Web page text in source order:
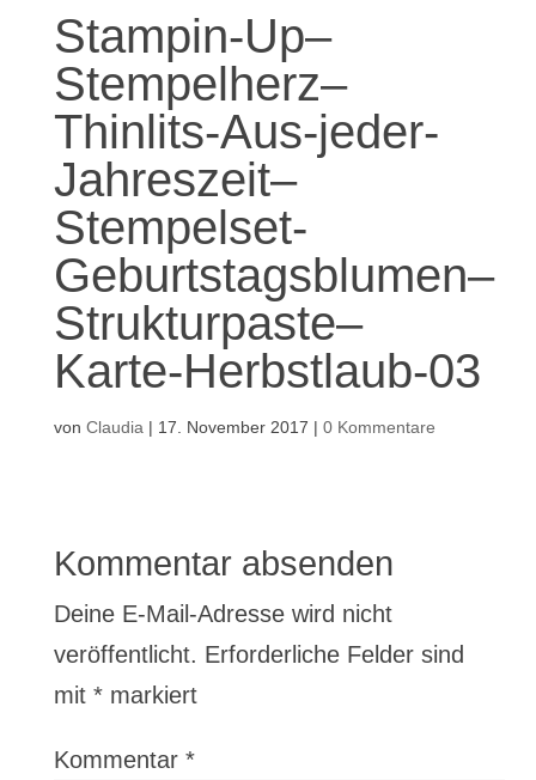
Stampin-Up–
Stempelherz–
Thinlits-Aus-jeder-
Jahreszeit–
Stempelset-
Geburtstagsblumen–
Strukturpaste–
Karte-Herbstlaub-03
von Claudia | 17. November 2017 | 0 Kommentare
Kommentar absenden
Deine E-Mail-Adresse wird nicht
veröffentlicht. Erforderliche Felder sind
mit *markiert
Kommentar *